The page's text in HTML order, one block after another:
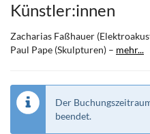
Künstler:innen
Zacharias Faßhauer
Paul Pape (Skulpturen) – mehr...
Der
beendet.